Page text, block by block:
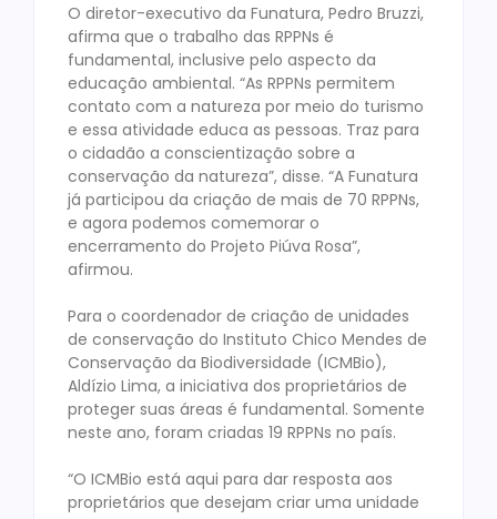
O diretor-executivo da Funatura, Pedro Bruzzi,
afirma que o trabalho das RPPNs é
fundamental, inclusive pelo aspecto da
educação ambiental. “As RPPNs permitem
contato com a natureza por meio do turismo
e essa atividade educa as pessoas. Traz para
o cidadão a conscientização sobre a
conservação da natureza”, disse. “A Funatura
já participou da criação de mais de 70 RPPNs,
e agora podemos comemorar o
encerramento do Projeto Piúva Rosa”,
afirmou.
Para o coordenador de criação de unidades
de conservação do Instituto Chico Mendes de
Conservação da Biodiversidade (ICMBio),
Aldízio Lima, a iniciativa dos proprietários de
proteger suas áreas é fundamental. Somente
neste ano, foram criadas 19 RPPNs no país.
“O ICMBio está aqui para dar resposta aos
proprietários que desejam criar uma unidade